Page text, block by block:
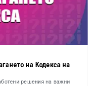
на Кодекса на
решения на важни